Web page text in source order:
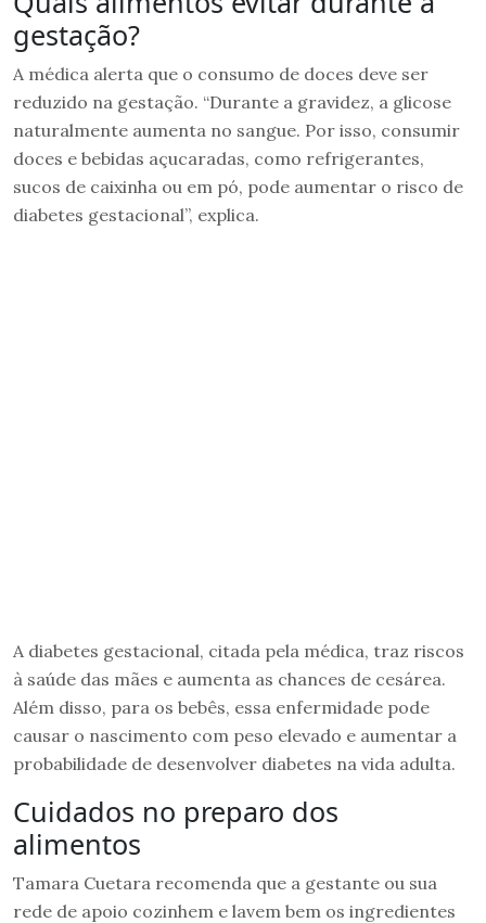
gestação?
A médica alerta que o consumo de doces deve ser
reduzido na gestação. “Durante a gravidez, a glicose
naturalmente aumenta no sangue. Por isso, consumir
doces e bebidas açucaradas, como refrigerantes,
sucos de caixinha ou em pó, pode aumentar o risco de
diabetes gestacional”, explica.
A diabetes gestacional, citada pela médica, traz riscos
à saúde das mães e aumenta as chances de cesárea.
Além disso, para os bebês, essa enfermidade pode
causar o nascimento com peso elevado e aumentar a
probabilidade de desenvolver diabetes na vida adulta.
Cuidados no preparo dos
alimentos
Tamara Cuetara recomenda que a gestante ou sua
rede de apoio cozinhem e lavem bem os ingredientes